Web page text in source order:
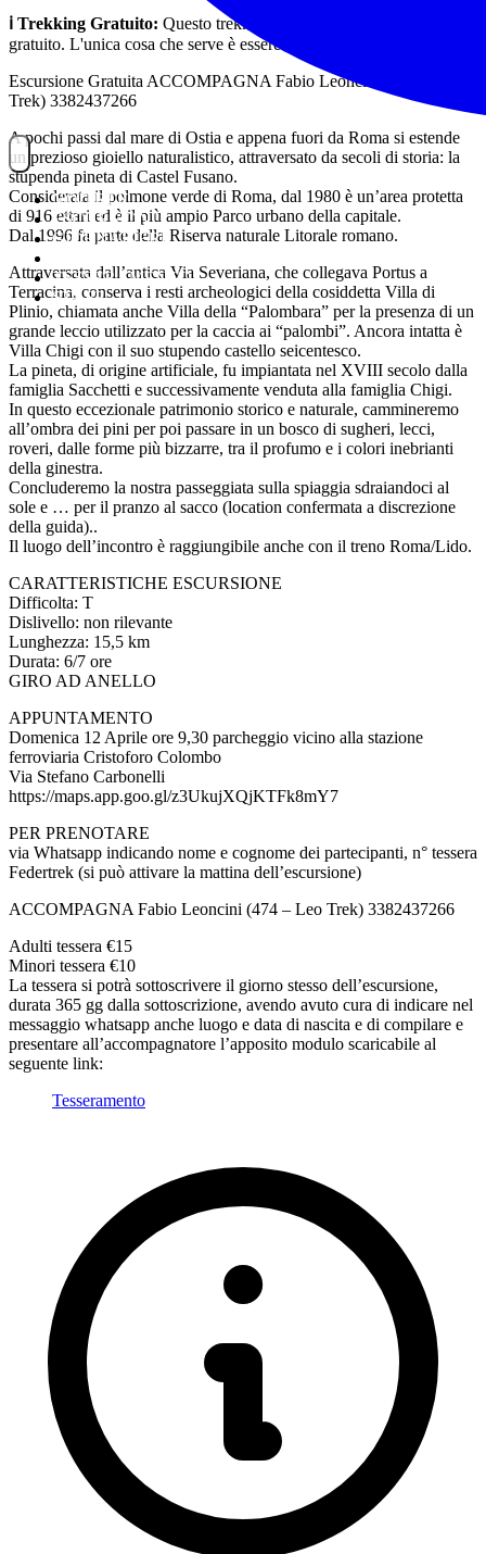
NOITREK
ESCURSIONI
GIORNALIERI
TESSERAMENTO
STAFF
ℹ️ Trekking Gratuito: Questo trekking organizzato è completamente
gratuito. L'unica cosa che serve è essere tesserati con Federtrek.
Escursione Gratuita ACCOMPAGNA Fabio Leoncini (474 – Leo
Trek) 3382437266
A pochi passi dal mare di Ostia e appena fuori da Roma si estende
un prezioso gioiello naturalistico, attraversato da secoli di storia: la
stupenda pineta di Castel Fusano.
Considerata il polmone verde di Roma, dal 1980 è un’area protetta
di 916 ettari ed è il più ampio Parco urbano della capitale.
Dal 1996 fa parte della Riserva naturale Litorale romano.
Attraversata dall’antica Via Severiana, che collegava Portus a
Terracina, conserva i resti archeologici della cosiddetta Villa di
Plinio, chiamata anche Villa della “Palombara” per la presenza di un
grande leccio utilizzato per la caccia ai “palombi”. Ancora intatta è
Villa Chigi con il suo stupendo castello seicentesco.
La pineta, di origine artificiale, fu impiantata nel XVIII secolo dalla
famiglia Sacchetti e successivamente venduta alla famiglia Chigi.
In questo eccezionale patrimonio storico e naturale, cammineremo
all’ombra dei pini per poi passare in un bosco di sugheri, lecci,
roveri, dalle forme più bizzarre, tra il profumo e i colori inebrianti
della ginestra.
Concluderemo la nostra passeggiata sulla spiaggia sdraiandoci al
sole e … per il pranzo al sacco (location confermata a discrezione
della guida)..
Il luogo dell’incontro è raggiungibile anche con il treno Roma/Lido.
CARATTERISTICHE ESCURSIONE
Difficoltа: T
Dislivello: non rilevante
Lunghezza: 15,5 km
Durata: 6/7 ore
GIRO AD ANELLO
APPUNTAMENTO
Domenica 12 Aprile ore 9,30 parcheggio vicino alla stazione
ferroviaria Cristoforo Colombo
Via Stefano Carbonelli
https://maps.app.goo.gl/z3UkujXQjKTFk8mY7
PER PRENOTARE
via Whatsapp indicando nome e cognome dei partecipanti, n° tessera
Federtrek (si può attivare la mattina dell’escursione)
ACCOMPAGNA Fabio Leoncini (474 – Leo Trek) 3382437266
Adulti tessera €15
Minori tessera €10
La tessera si potrà sottoscrivere il giorno stesso dell’escursione,
durata 365 gg dalla sottoscrizione, avendo avuto cura di indicare nel
messaggio whatsapp anche luogo e data di nascita e di compilare e
presentare all’accompagnatore l’apposito modulo scaricabile al
seguente link:
Tesseramento